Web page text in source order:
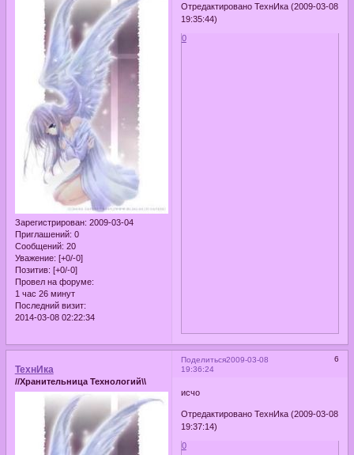
Зарегистрирован: 2009-03-04
Приглашений: 0
Сообщений: 20
Уважение: [+0/-0]
Позитив: [+0/-0]
Провел на форуме:
1 час 26 минут
Последний визит:
2014-03-08 02:22:34
Отредактировано ТехнИка (2009-03-08
19:35:44)
0
Поделиться 6
2009-03-08
19:36:24
ТехнИка
//Хранительница Технологий\\
исчо
Отредактировано ТехнИка (2009-03-08
19:37:14)
0